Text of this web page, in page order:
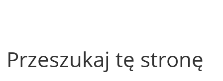
Przeszukaj tę stronę